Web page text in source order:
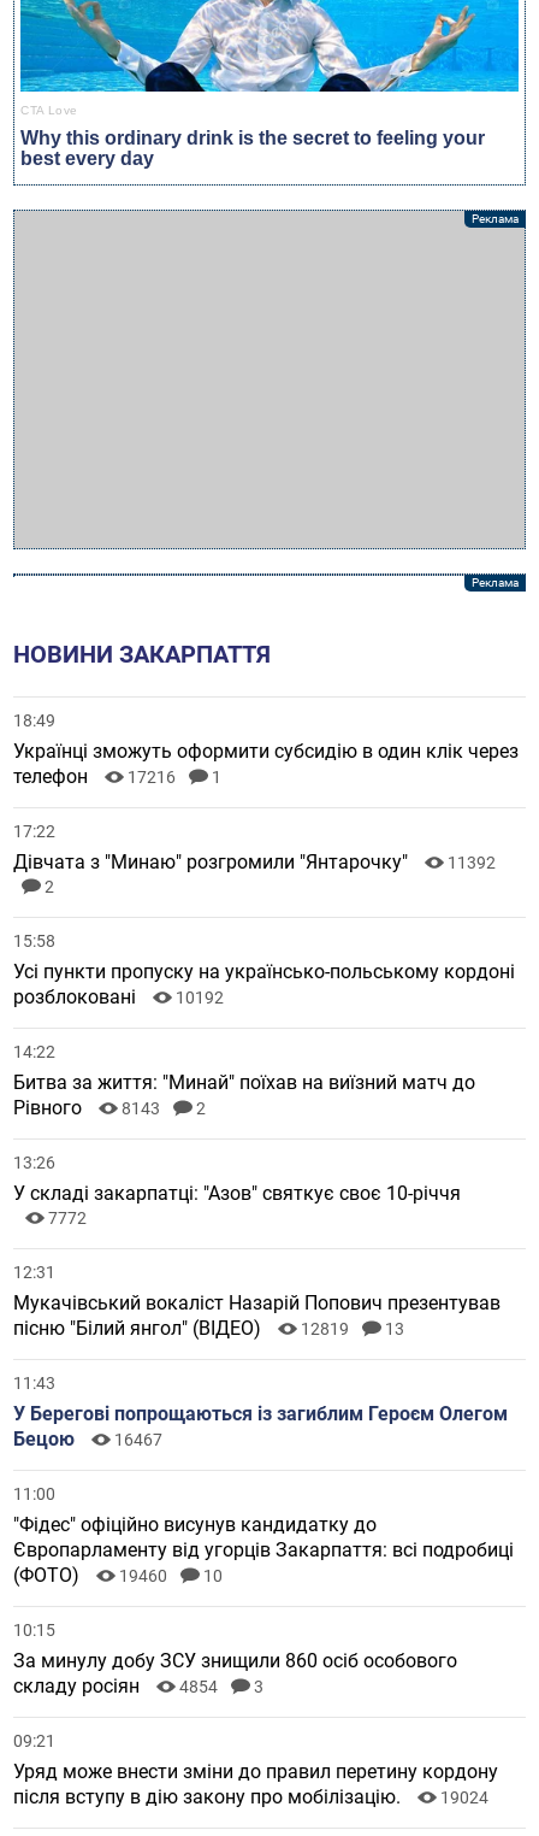
НОВИНИ ЗАКАРПАТТЯ
18:49
Українці зможуть оформити субсидію в один клік через
телефон
17216 1
17:22
Дівчата з "Минаю" розгромили "Янтарочку"
11392
2
15:58
Усі пункти пропуску на українсько-польському кордоні
розблоковані
10192
14:22
Битва за життя: "Минай" поїхав на виїзний матч до
Рівного
8143 2
13:26
У складі закарпатці: "Азов" святкує своє 10-річчя
7772
12:31
Мукачівський вокаліст Назарій Попович презентував
пісню "Білий янгол" (ВІДЕО)
12819 13
11:43
У Берегові попрощаються із загиблим Героєм Олегом
Бецою
16467
11:00
"Фідес" офіційно висунув кандидатку до
Європарламенту від угорців Закарпаття: всі подробиці
(ФОТО)
19460 10
10:15
За минулу добу ЗСУ знищили 860 осіб особового
складу росіян
4854 3
09:21
Уряд може внести зміни до правил перетину кордону
після вступу в дію закону про мобілізацію.
19024